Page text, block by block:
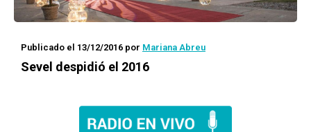
Publicado el 13/12/2016 por Mariana Abreu
Sevel despidió el 2016